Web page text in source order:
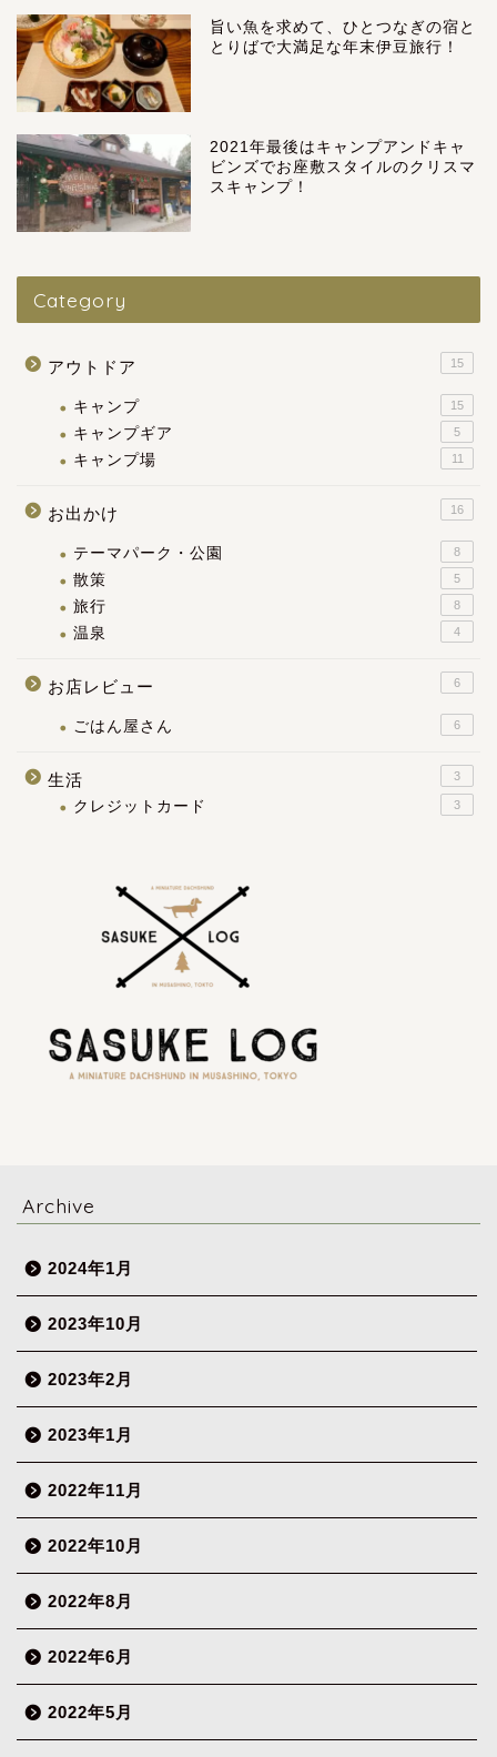
旨い魚を求めて、ひとつなぎの宿と
とりばで大満足な年末伊豆旅行！
2021年最後はキャンプアンドキャ
ビンズでお座敷スタイルのクリスマ
スキャンプ！
Category
アウトドア 15
キャンプ 15
キャンプギア 5
キャンプ場 11
お出かけ 16
テーマパーク・公園 8
散策 5
旅行 8
温泉 4
お店レビュー 6
ごはん屋さん 6
生活 3
クレジットカード 3
Archive
2024年1月
2023年10月
2023年2月
2023年1月
2022年11月
2022年10月
2022年8月
2022年6月
2022年5月